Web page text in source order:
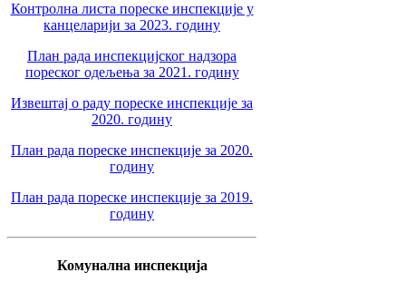
Контролна листа пореске инспекције у
канцеларији за 2023. годину
План рада инспекцијског надзора
пореског одељења за 2021. годину
Извештај о раду пореске инспекције за
2020. годину
План рада пореске инспекције за 2020.
годину
План рада пореске инспекције за 2019.
годину
Комунална инспекција